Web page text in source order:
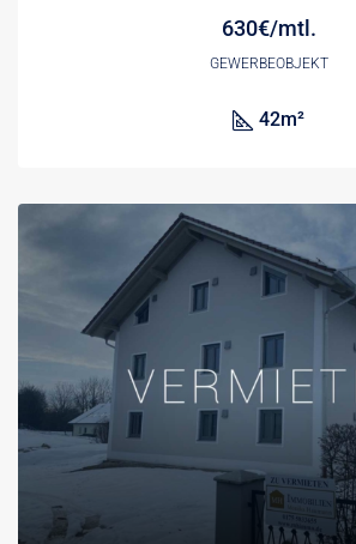
630€/mtl.
GEWERBEOBJEKT
42m²